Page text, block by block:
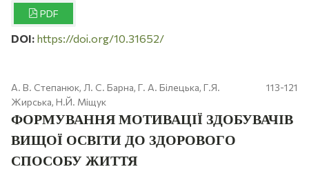
PDF
DOI: https://doi.org/10.31652/
А. В. Степанюк, Л. С. Барна, Г. А. Білецька, Г.Я.
Жирська, Н.Й. Міщук
113-121
ФОРМУВАННЯ МОТИВАЦІЇ ЗДОБУВАЧІВ
ВИЩОЇ ОСВІТИ ДО ЗДОРОВОГО
СПОСОБУ ЖИТТЯ